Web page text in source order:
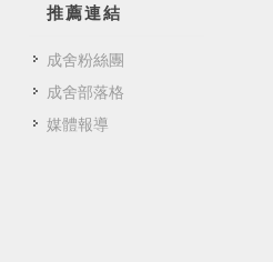
推薦連結
成舍粉絲團
成舍部落格
媒體報導